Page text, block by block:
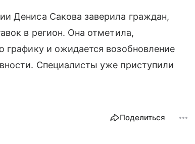
Дениса Сакова заверила граждан,
в регион. Она отметила,
графику и ожидается возобновление
Специалисты уже приступили
Поделиться